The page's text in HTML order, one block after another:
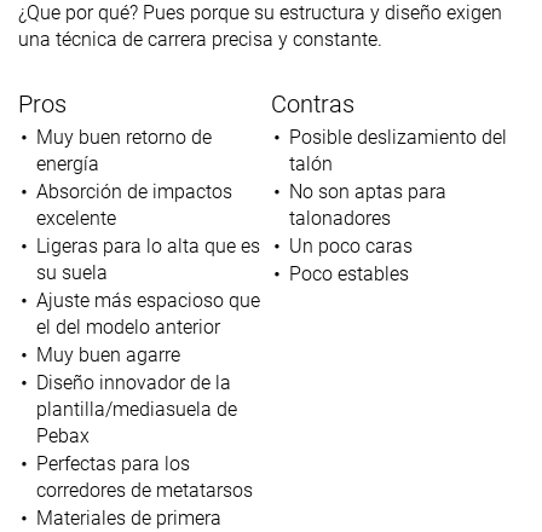
¿Que por qué? Pues porque su estructura y diseño exigen
una técnica de carrera precisa y constante.
Pros
Muy buen retorno de
energía
Absorción de impactos
excelente
Ligeras para lo alta que es
su suela
Ajuste más espacioso que
el del modelo anterior
Muy buen agarre
Diseño innovador de la
plantilla/mediasuela de
Pebax
Perfectas para los
corredores de metatarsos
Materiales de primera
Contras
Posible deslizamiento del
talón
No son aptas para
talonadores
Un poco caras
Poco estables